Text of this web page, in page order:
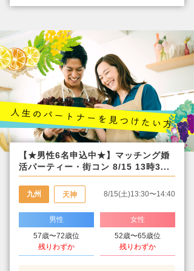
【★男性6名申込中★】マッチング婚
活パーティー・街コン 8/15 13時3...
九州 天神 8/15(土)13:30〜14:40
男性
57歳〜72歳位
残りわずか
女性
52歳〜65歳位
残りわずか